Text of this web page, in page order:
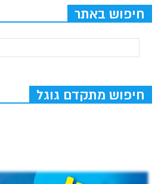
חיפוש באתר
חיפוש מתקדם גוגל